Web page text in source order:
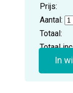
Prijs:
Aantal:
Totaal:
Totaal
In